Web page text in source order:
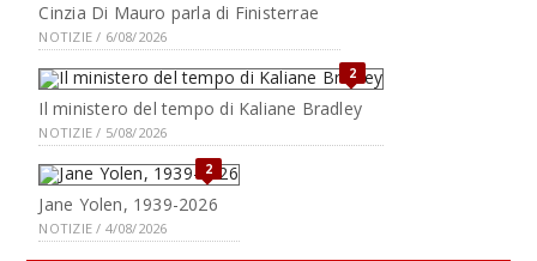
Cinzia Di Mauro parla di Finisterrae
NOTIZIE / 6/08/2026
2
Il ministero del tempo di Kaliane Bradley
NOTIZIE / 5/08/2026
2
Jane Yolen, 1939-2026
NOTIZIE / 4/08/2026